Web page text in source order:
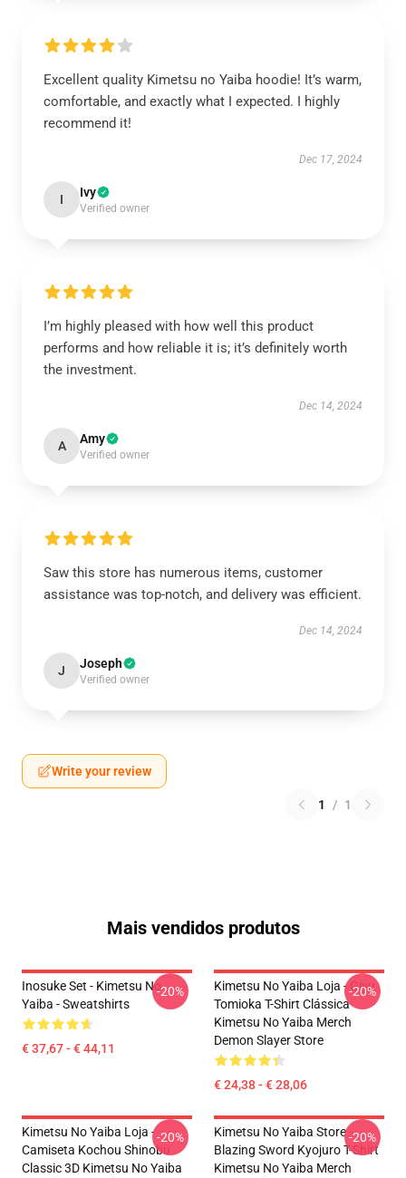
Excellent quality Kimetsu no Yaiba hoodie! It’s warm,
comfortable, and exactly what I expected. I highly
recommend it!
Dec 17, 2024
I Ivy
Verified owner
I’m highly pleased with how well this product
performs and how reliable it is; it’s definitely worth
the investment.
Dec 14, 2024
A Amy
Verified owner
Saw this store has numerous items, customer
assistance was top-notch, and delivery was efficient.
Dec 14, 2024
J Joseph
Verified owner
Write your review
1 / 1
Mais vendidos produtos
Inosuke Set - Kimetsu No
Yaiba - Sweatshirts
€ 37,67 - € 44,11
-20%
Kimetsu No Yaiba Loja - Giyu
Tomioka T-Shirt Clássica
Kimetsu No Yaiba Merch
Demon Slayer Store
€ 24,38 - € 28,06
-20%
Kimetsu No Yaiba Loja -
Camiseta Kochou Shinobu
Classic 3D Kimetsu No Yaiba
-20%
Kimetsu No Yaiba Store -
Blazing Sword Kyojuro T-Shirt
Kimetsu No Yaiba Merch
-20%